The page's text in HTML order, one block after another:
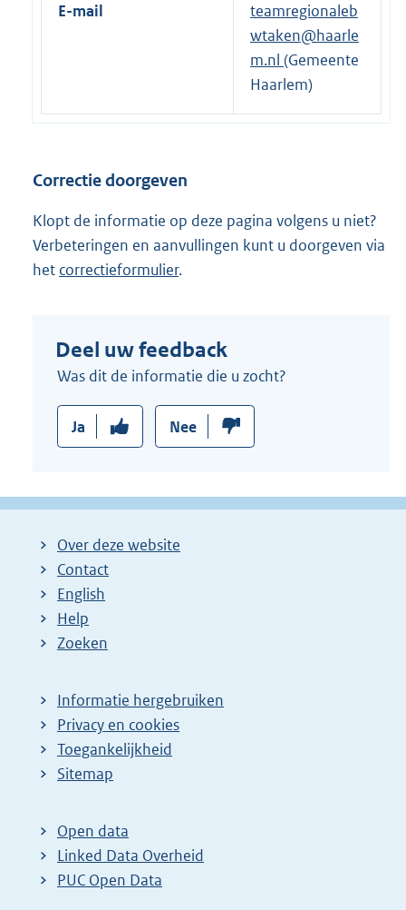
E-mail
teamregionaleb
wtaken@haarle
m.nl (Gemeente
Haarlem)
Correctie doorgeven
Klopt de informatie op deze pagina volgens u niet?
Verbeteringen en aanvullingen kunt u doorgeven via
het correctieformulier.
Deel uw feedback
Was dit de informatie die u zocht?
Ja Nee
Over deze website
Contact
English
Help
Zoeken
Informatie hergebruiken
Privacy en cookies
Toegankelijkheid
Sitemap
Open data
Linked Data Overheid
PUC Open Data